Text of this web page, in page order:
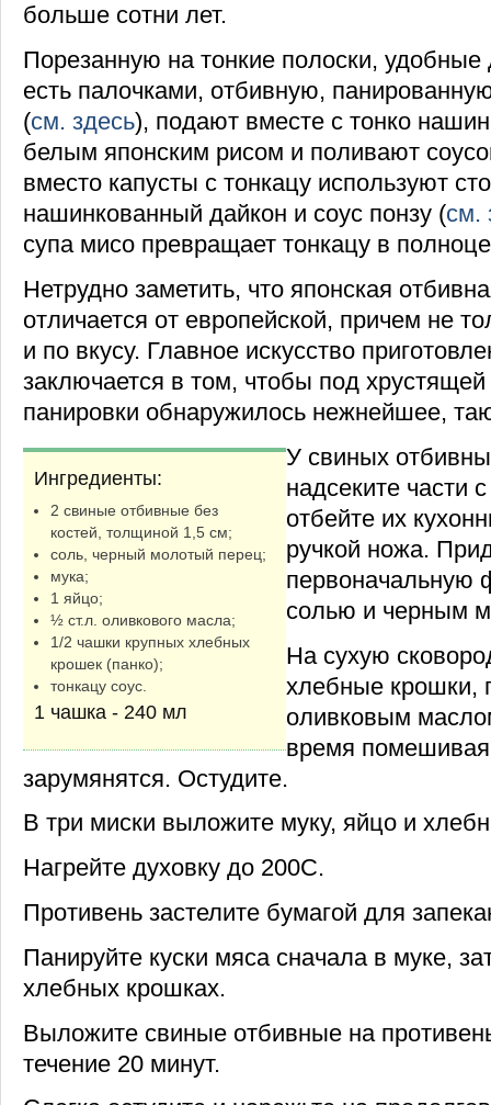
больше сотни лет.
Порезанную на тонкие полоски, удобные
есть палочками, отбивную,
(см. здесь), подают вместе с тонко
белым японским рисом и поливают
вместо капусты с тонкацу используют
нашинкованный дайкон и соус понзу (см.
супа мисо превращает тонкацу в
Нетрудно заметить, что японская
отличается от европейской, причем не
и по вкусу. Главное искусство
заключается в том, чтобы под хрустящей
панировки обнаружилось нежнейшее,
Ингредиенты:
2 свиные отбивные без
костей, толщиной 1,5 см;
соль, черный молотый перец;
мука;
1 яйцо;
½ ст.л. оливкового масла;
1/2 чашки крупных хлебных
крошек (панко);
тонкацу соус.
1 чашка - 240 мл
У свиных
надсеките части
отбейте их
ручкой ножа.
первоначальную
солью и черным
На сухую
хлебные крошки,
оливковым
время
зарумянятся. Остудите.
В три миски выложите муку, яйцо и
Нагрейте духовку до 200С.
Противень застелите бумагой для
Панируйте куски мяса сначала в муке,
хлебных крошках.
Выложите свиные отбивные на
течение 20 минут.